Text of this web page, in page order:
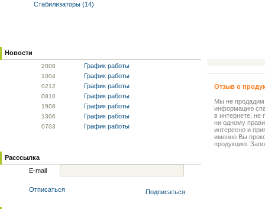
Стабилизаторы (14)
Новости
2008 График работы
1004 График работы
0212 График работы
0810 График работы
1908 График работы
1306 График работы
0703 График работы
Расссылка
E-mail
Отписаться Подписаться
Отзыв о
Мы не
информацию
в интернете, не
ни одному
интересно и
именно Вы
продукцию.